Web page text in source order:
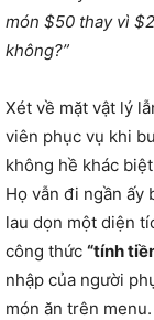
món $50 thay vì
không?”
Xét về mặt vật lý
viên phục vụ khi
không hề khác
Họ vẫn đi ngần ấy
lau dọn một diện
công thức “tính
nhập của người
món ăn trên menu.